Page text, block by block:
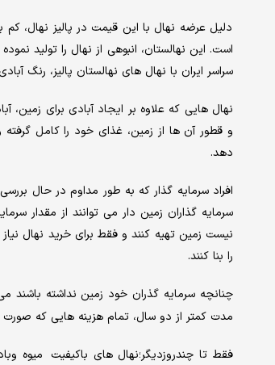
دلیل عرضه نهال با این قیمت در پالیز نهال،
است. این نهالستان، انبوهی از نهال را تولید
سراسر ایران با نهال های نهالستان پالیز، رنگ
نهال هایی که علاوه بر ایجاد آبادی برای زمین،
و قطور آن ها از زمین، غذای خود را کامل
دهد.
افراد سرمایه گذار که به طور مداوم در حال
سرمایه گذاران زمین دار می توانند از مقدار
نیست زمین تهیه کنند و فقط برای خرید نهال
را بنا کنند.
چنانچه سرمایه گذران خود زمین نداشته باشند
مدت کمتر از دو سال، تمام هزینه هایی که صورت